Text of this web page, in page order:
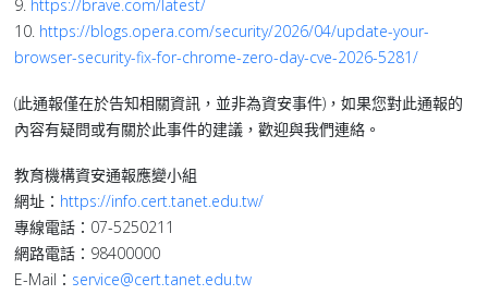
9. https://brave.com/latest/
10. https://blogs.opera.com/security/2026/04/update-your-
browser-security-fix-for-chrome-zero-day-cve-2026-5281/
(此通報僅在於告知相關資訊，並非為資安事件)，如果您對此通報的
內容有疑問或有關於此事件的建議，歡迎與我們連絡。
教育機構資安通報應變小組
網址： https://info.cert.tanet.edu.tw/
專線電話：07-5250211
網路電話：98400000
E-Mail： service@cert.tanet.edu.tw